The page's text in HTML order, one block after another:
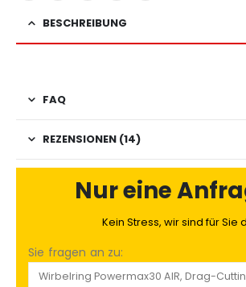
BESCHREIBUNG
FAQ
REZENSIONEN (14)
Nur eine
Kein Stress, wir sind für Sie
Sie fragen an zu: